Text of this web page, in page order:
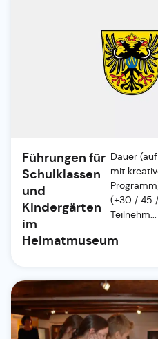
Führungen für
Schulklassen
und
Kindergärten
im
Heimatmuseum
Dauer
mit
(+30 / 45
Teilnehm...